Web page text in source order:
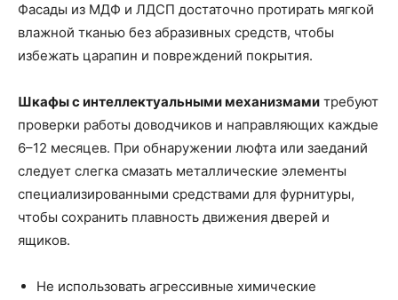
Фасады из МДФ и ЛДСП достаточно протирать мягкой
влажной тканью без абразивных средств, чтобы
избежать царапин и повреждений покрытия.
Шкафы с интеллектуальными механизмами требуют
проверки работы доводчиков и направляющих каждые
6–12 месяцев. При обнаружении люфта или заеданий
следует слегка смазать металлические элементы
специализированными средствами для фурнитуры,
чтобы сохранить плавность движения дверей и
ящиков.
Не использовать агрессивные химические